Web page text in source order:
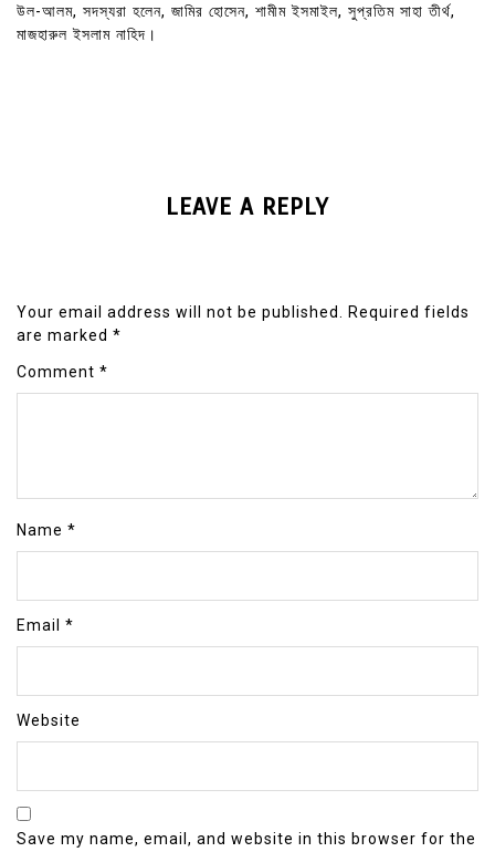
উল-আলম, সদস্যরা হলেন, জামির হোসেন, শামীম ইসমাইল, সুপ্রতিম সাহা তীর্থ,
মাজহারুল ইসলাম নাহিদ।
LEAVE A REPLY
Your email address will not be published. Required fields
are marked *
Comment *
Name *
Email *
Website
Save my name, email, and website in this browser for the